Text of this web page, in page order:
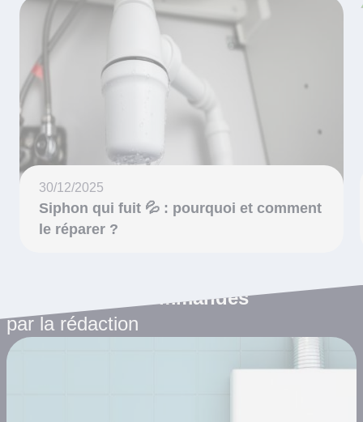
30/12/2025
Siphon qui fuit 💦 : pourquoi et comment
le réparer ?
Les articles recommandés
par la rédaction